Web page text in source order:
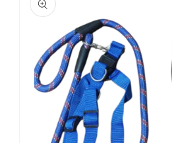
información
del producto